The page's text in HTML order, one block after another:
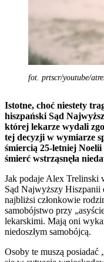
fot. prtscr/youtube/
Istotne, choć niestety
hiszpański Sąd
której lekarze wydali
tej decyzji w wymiarze
śmiercią 25-letniej
śmierć wstrząsnęła
Jak podaje Alex Trelinski
Sąd Najwyższy Hiszpanii
najbliżsi członkowie
samobójstwo przy
lekarskimi. Mają oni
niedoszłym samobójcą.
Osoby te muszą posiadać